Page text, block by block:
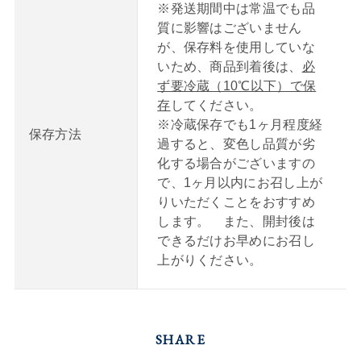
保存方法
※発送期間中は常温でも品
質に影響はございません
が、保存料を使用していな
いため、商品到着後は、 必
ず要冷蔵（10℃以下）で保
存 してください。
※冷蔵保存でも1ヶ月程度経
過すると、変色し品質が劣
化する場合がございますの
で、1ヶ月以内にお召し上が
りいただくことをおすすめ
します。 また、開封後は
できるだけお早めにお召し
上がりください。
SHARE